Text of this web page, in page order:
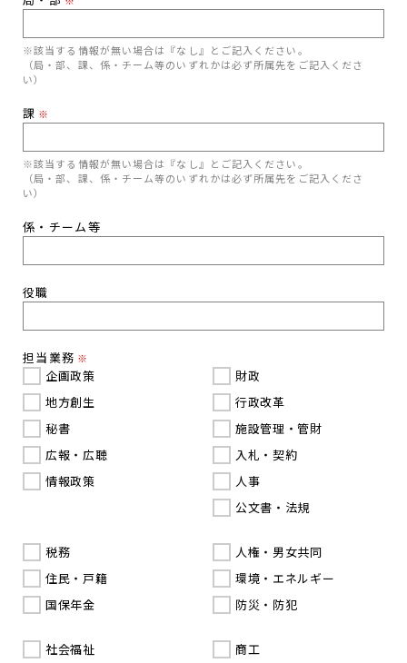
※該当する情報が無い場合は『なし』とご記入ください。
（局・部、課、係・チーム等のいずれかは必ず所属先をご記入くださ
い）
課 ※
※該当する情報が無い場合は『なし』とご記入ください。
（局・部、課、係・チーム等のいずれかは必ず所属先をご記入くださ
い）
係・チーム等
役職
担当業務 ※
企画政策
地方創生
秘書
広報・広聴
情報政策
財政
行政改革
施設管理・管財
入札・契約
人事
公文書・法規
税務
住民・戸籍
国保年金
人権・男女共同
環境・エネルギー
防災・防犯
社会福祉
商工